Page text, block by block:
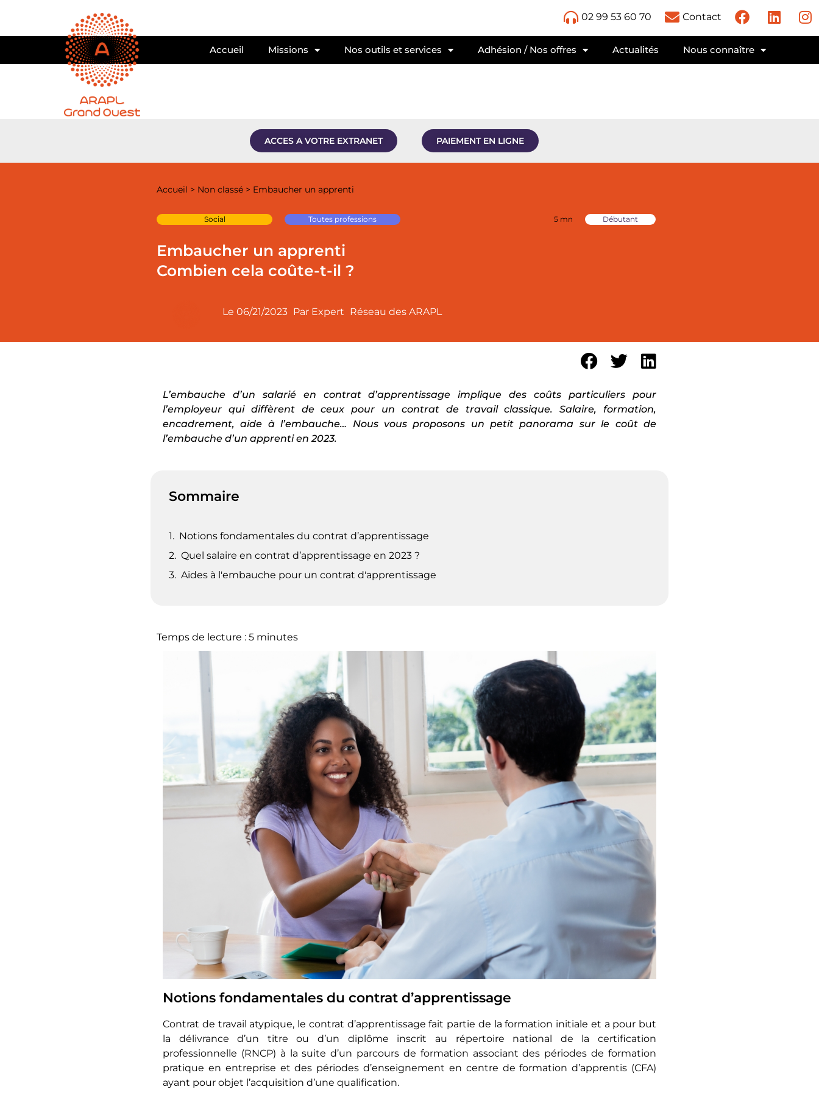
02 99 53 60 70 Contact
Accueil Missions Nos outils et services Adhésion / Nos offres Actualités Nous connaître
ACCES A VOTRE EXTRANET PAIEMENT EN LIGNE
Accueil > Non classé > Embaucher un apprenti
Social Toutes professions 5 mn Débutant
Embaucher un apprenti
Combien cela coûte-t-il ?
Le 06/21/2023 Par Expert Réseau des ARAPL
L’embauche d’un salarié en contrat d’apprentissage implique des coûts particuliers pour
l’employeur qui diffèrent de ceux pour un contrat de travail classique. Salaire, formation,
encadrement, aide à l’embauche… Nous vous proposons un petit panorama sur le coût de
l’embauche d’un apprenti en 2023.
Sommaire
Notions fondamentales du contrat d’apprentissage
Quel salaire en contrat d’apprentissage en 2023 ?
Aides à l'embauche pour un contrat d'apprentissage
Temps de lecture : 5 minutes
Notions fondamentales du contrat d’apprentissage
Contrat de travail atypique, le contrat d’apprentissage fait partie de la formation initiale et a pour but
la délivrance d’un titre ou d’un diplôme inscrit au répertoire national de la certification
professionnelle (RNCP) à la suite d’un parcours de formation associant des périodes de formation
pratique en entreprise et des périodes d’enseignement en centre de formation d’apprentis (CFA)
ayant pour objet l’acquisition d’une qualification.